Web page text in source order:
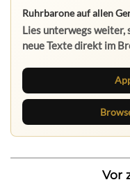
Ruhrbarone auf allen
Lies unterwegs weiter,
neue Texte direkt im
Vor